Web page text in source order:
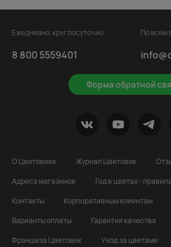
Ежедневно, круглосуточно
8 800 5559401
Форма обратной
По всем
О Цветовике Журнал Цветовик
Адреса магазинов
Год в цветах -
Контакты
Корпоративным клиентам
Варианты оплаты
Гарантия качества
Франшиза Цветовик
Уход за цветами